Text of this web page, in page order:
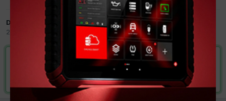
Da G.B.Autoriparazioni
20 Dicembre 2012
Meccatronica
VAI ALLA SOLUZIONE
Risolta da G.B.Autoriparazioni,29 Marzo 2013